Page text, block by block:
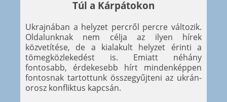
Túl a Kárpátokon
Ukrajnában a helyzet percről percre változik.
Oldalunknak nem célja az ilyen hírek
közvetítése, de a kialakult helyzet érinti a
tömegközlekedést is. Emiatt néhány
fontosabb, érdekesebb hírt mindenképpen
fontosnak tartottunk összegyűjteni az ukrán-
orosz konfliktus kapcsán.